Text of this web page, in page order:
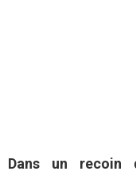
Dans un recoin